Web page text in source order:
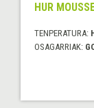
HUR
TENPERATURA:
OSAGARRIAK: